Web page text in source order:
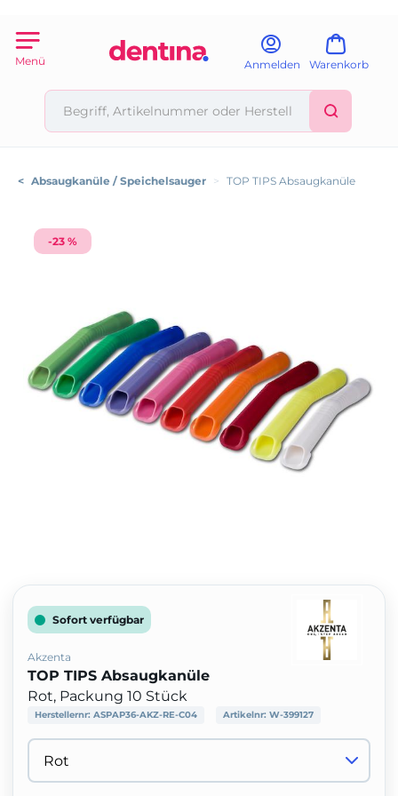
Menü Anmelden Warenkorb
< Absaugkanüle / Speichelsauger > TOP TIPS Absaugkanüle
-23 %
Sofort verfügbar
Akzenta
TOP TIPS Absaugkanüle
Rot, Packung 10 Stück
Herstellernr: ASPAP36-AKZ-RE-C04 Artikelnr: W-399127